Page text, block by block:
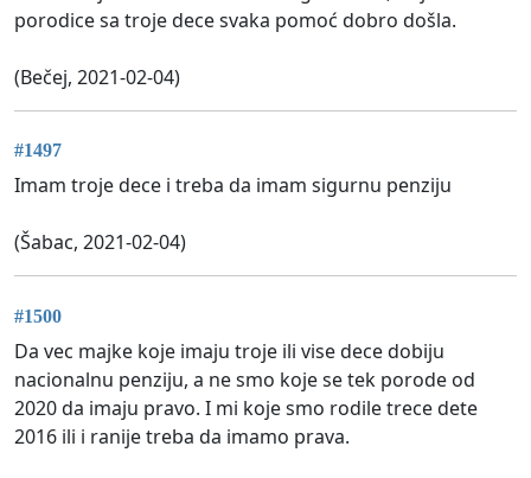
porodice sa troje dece svaka pomoć dobro došla.
(Bečej, 2021-02-04)
#1497
Imam troje dece i treba da imam sigurnu penziju
(Šabac, 2021-02-04)
#1500
Da vec majke koje imaju troje ili vise dece dobiju
nacionalnu penziju, a ne smo koje se tek porode od
2020 da imaju pravo. I mi koje smo rodile trece dete
2016 ili i ranije treba da imamo prava.